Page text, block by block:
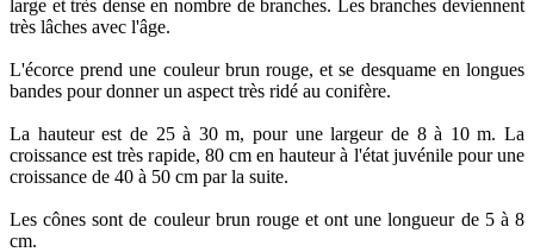
large et très dense en nombre de branches. Les branches deviennent
très lâches avec l'âge.
L'écorce prend une couleur brun rouge, et se desquame en longues
bandes pour donner un aspect très ridé au conifère.
La hauteur est de 25 à 30 m, pour une largeur de 8 à 10 m. La
croissance est très rapide, 80 cm en hauteur à l'état juvénile pour une
croissance de 40 à 50 cm par la suite.
Les cônes sont de couleur brun rouge et ont une longueur de 5 à 8
cm.